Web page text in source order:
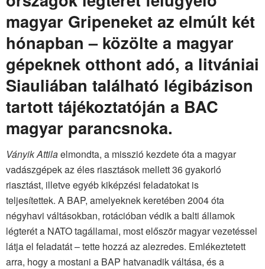
magyar Gripeneket az elmúlt két
hónapban – közölte a magyar
gépeknek otthont adó, a litvániai
Siauliában található légibázison
tartott tájékoztatóján a BAC
magyar parancsnoka.
Ványik Attilaelmondta, a misszió kezdete óta a magyar
vadászgépek az éles riasztások mellett 36 gyakorló
riasztást, illetve egyéb kiképzési feladatokat is
teljesítettek. A BAP, amelyeknek keretében 2004 óta
négyhavi váltásokban, rotációban védik a balti államok
légterét a NATO tagállamai, most először magyar vezetéssel
látja el feladatát – tette hozzá az alezredes. Emlékeztetett
arra, hogy a mostani a BAP hatvanadik váltása, és a